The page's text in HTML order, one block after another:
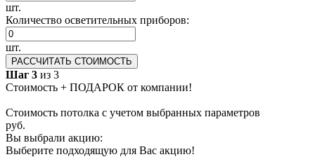
шт.
Количество осветительных приборов:
шт.
РАССЧИТАТЬ СТОИМОСТЬ
Шаг 3 из 3
Стоимость + ПОДАРОК от компании!
Стоимость потолка с учетом выбранных параметров
руб.
Вы выбрали акцию:
Выберите подходящую для Вас акцию!